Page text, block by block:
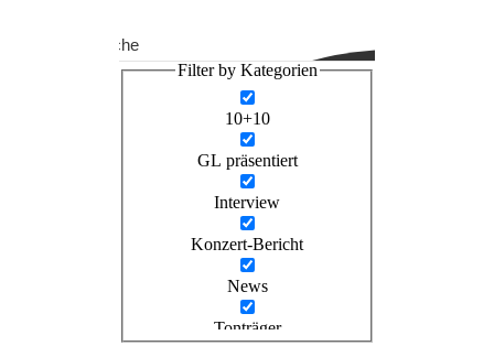
Suche
Filter by Kategorien
10+10
GL präsentiert
Interview
Konzert-Bericht
News
Tonträger